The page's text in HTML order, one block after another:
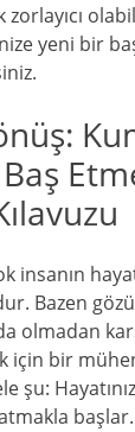
yeni bir
Baş
insanın
Bazen
olmadan
için bir
şu:
başlar.